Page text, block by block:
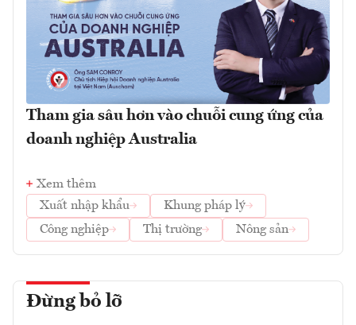
Tham gia sâu hơn vào chuỗi cung ứng của
doanh nghiệp Australia
Xem thêm
Xuất nhập khẩu
Khung pháp lý
Công nghiệp
Thị trường Nông sản
Đừng bỏ lỡ